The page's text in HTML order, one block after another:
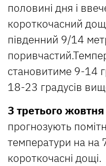
половині дня і
короткочасний
південний 9/14
становитиме 9-14
18-23 градусів
З третього жовтня
прогнозують
температури на на
короткочасні дощі.